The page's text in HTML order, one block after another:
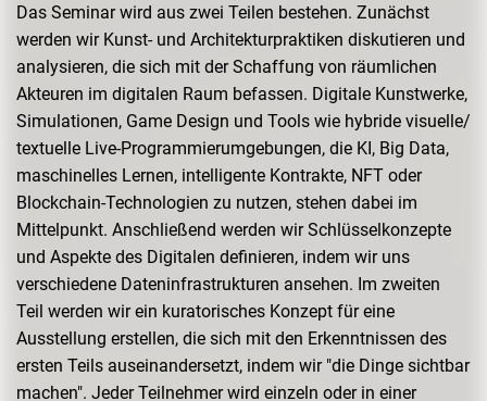
Das Seminar wird aus zwei Teilen bestehen. Zunächst
werden wir Kunst- und Architekturpraktiken diskutieren und
analysieren, die sich mit der Schaffung von räumlichen
Akteuren im digitalen Raum befassen. Digitale Kunstwerke,
Simulationen, Game Design und Tools wie hybride visuelle/
textuelle Live-Programmierumgebungen, die KI, Big Data,
maschinelles Lernen, intelligente Kontrakte, NFT oder
Blockchain-Technologien zu nutzen, stehen dabei im
Mittelpunkt. Anschließend werden wir Schlüsselkonzepte
und Aspekte des Digitalen definieren, indem wir uns
verschiedene Dateninfrastrukturen ansehen. Im zweiten
Teil werden wir ein kuratorisches Konzept für eine
Ausstellung erstellen, die sich mit den Erkenntnissen des
ersten Teils auseinandersetzt, indem wir "die Dinge sichtbar
machen". Jeder Teilnehmer wird einzeln oder in einer